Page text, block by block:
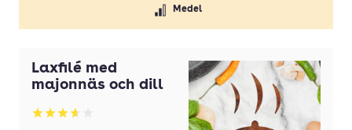
Medel
Laxfilé med
majonnäs och dill
Betyg: 3.67 av 5